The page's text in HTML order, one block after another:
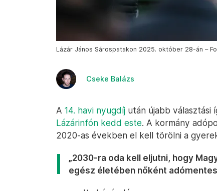
Lázár János Sárospatakon 2025. október 28-án –
Cseke Balázs
A 14. havi nyugdíj után újabb
Lázárinfón kedd este. A kormány
2020-as években el kell törölni a
„2030-ra oda kell eljutni, hogy
egész életében nőként